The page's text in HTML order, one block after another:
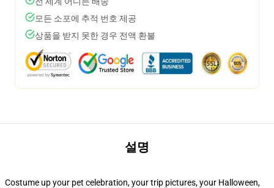
모든 소포에 추적 번호 제공
상품을 받지 못한 경우 전액 환불
설명
Costume up your pet celebration, your trip pictures, your Halloween,